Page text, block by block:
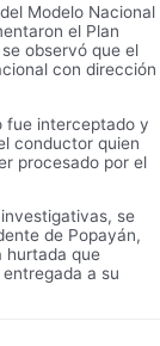
Modelo Nacional
el Plan
observó que el
con dirección
fue interceptado y
conductor quien
procesado por el
se
de Popayán,
hurtada que
a su